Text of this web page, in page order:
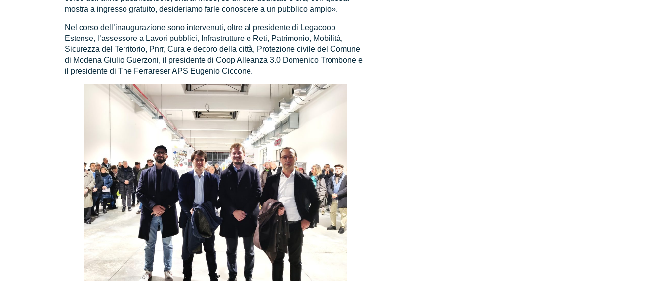
mostra a ingresso gratuito, desideriamo farle conoscere a un pubblico ampio».
Nel corso dell’inaugurazione sono intervenuti, oltre al presidente di Legacoop
Estense, l’assessore a Lavori pubblici, Infrastrutture e Reti, Patrimonio, Mobilità,
Sicurezza del Territorio, Pnrr, Cura e decoro della città, Protezione civile del Comune
di Modena Giulio Guerzoni, il presidente di Coop Alleanza 3.0 Domenico Trombone e
il presidente di The Ferrareser APS Eugenio Ciccone.